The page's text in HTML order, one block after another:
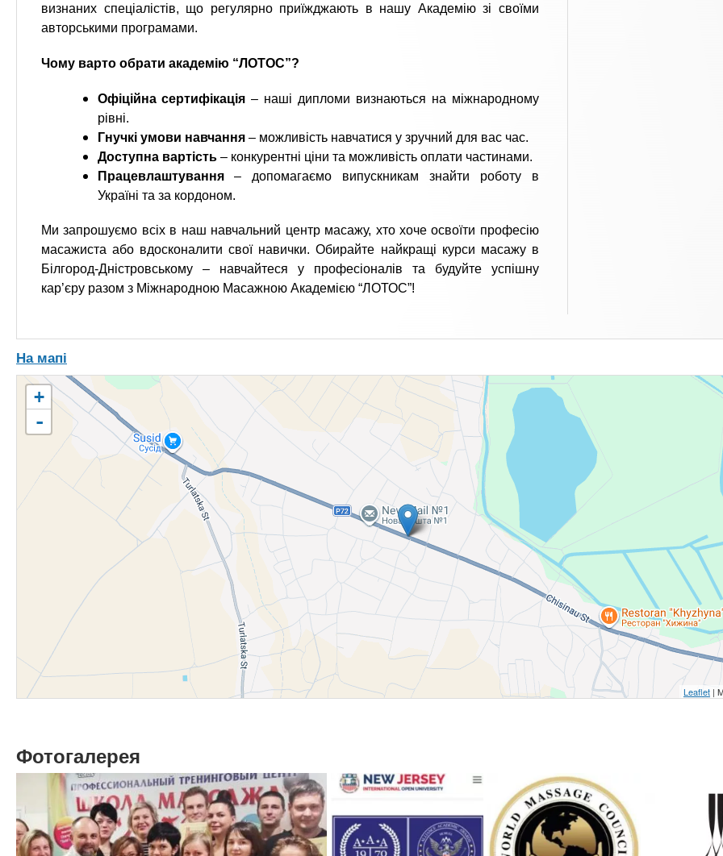
визнаних спеціалістів, що регулярно приїжджають в нашу Академію зі своїми
авторськими програмами.
Чому варто обрати академію “ЛОТОС”?
Офіційна сертифікація – наші дипломи визнаються на міжнародному
рівні.
Гнучкі умови навчання– можливість навчатися у зручний для вас час.
Доступна вартість– конкурентні ціни та можливість оплати частинами.
Працевлаштування– допомагаємо випускникам знайти роботу в
Україні та за кордоном.
Ми запрошуємо всіх в наш навчальний центр масажу, хто хоче освоїти професію
масажиста або вдосконалити свої навички. Обирайте найкращі курси масажу в
Білгород-Дністровському – навчайтеся у професіоналів та будуйте успішну
кар’єру разом з Міжнародною Масажною Академією “ЛОТОС”!
На мапі
+
-
Leaflet |
Фотогалерея